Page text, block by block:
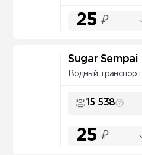
25 ₽
Sugar Sempai
Водный транспорт
15 538
25 ₽